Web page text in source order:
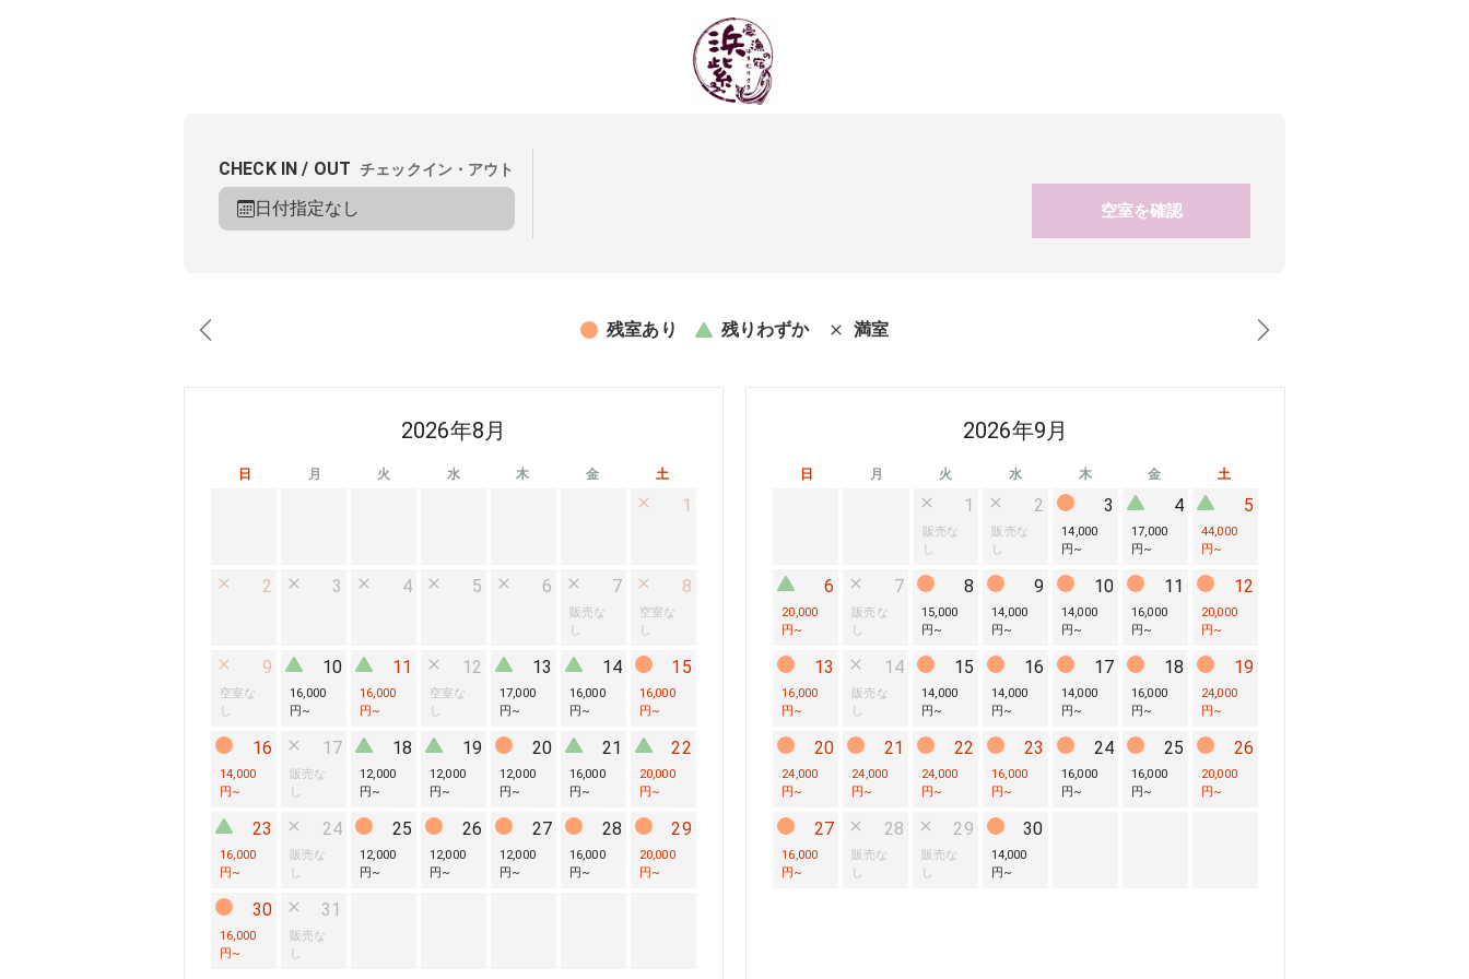
CHECK IN / OUT チェックイン・アウト
日付指定なし 空室を確認
残室あり 残りわずか 満室
2026年8月
日 月 火 水 木 金 土
1
2 3 4 5 6 7
販売な
し
8
空室な
し
9
空室な
し
10
16,000
円 ~
11
16,000
円 ~
12
空室な
し
13
17,000
円 ~
14
16,000
円 ~
15
16,000
円 ~
16
14,000
円 ~
17
販売な
し
18
12,000
円 ~
19
12,000
円 ~
20
12,000
円 ~
21
16,000
円 ~
22
20,000
円 ~
23
16,000
円 ~
24
販売な
し
25
12,000
円 ~
26
12,000
円 ~
27
12,000
円 ~
28
16,000
円 ~
29
20,000
円 ~
30
16,000
円 ~
31
販売な
し
2026年9月
日 月 火 水 木 金 土
1
販売な
し
2
販売な
し
3
14,000
円 ~
4
17,000
円 ~
5
44,000
円 ~
6
20,000
円 ~
7
販売な
し
8
15,000
円 ~
9
14,000
円 ~
10
14,000
円 ~
11
16,000
円 ~
12
20,000
円 ~
13
16,000
円 ~
14
販売な
し
15
14,000
円 ~
16
14,000
円 ~
17
14,000
円 ~
18
16,000
円 ~
19
24,000
円 ~
20
24,000
円 ~
21
24,000
円 ~
22
24,000
円 ~
23
16,000
円 ~
24
16,000
円 ~
25
16,000
円 ~
26
20,000
円 ~
27
16,000
円 ~
28
販売な
し
29
販売な
し
30
14,000
円 ~